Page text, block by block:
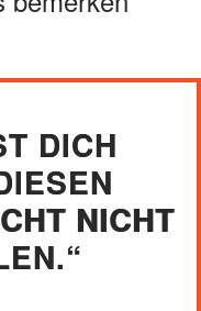
DICH
NICHT